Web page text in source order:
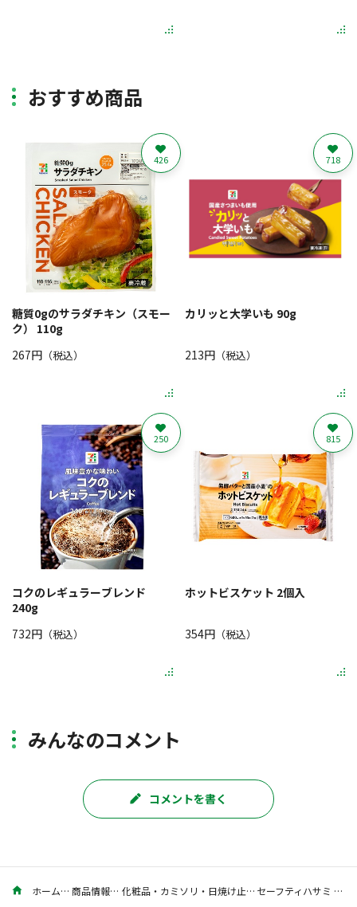
おすすめ商品
糖質0gのサラダチキン（スモー
ク） 110g
267円 （税込）
426
カリッと大学いも 90g
213円（税込）
718
コクのレギュラーブレンド
240g
732円 （税込）
250
ホットビスケット 2個入
354円（税込）
815
みんなのコメント
コメントを書く
ホーム 商品情報 化粧品・カミソリ・日焼け止め セーフティハサミ 1個入